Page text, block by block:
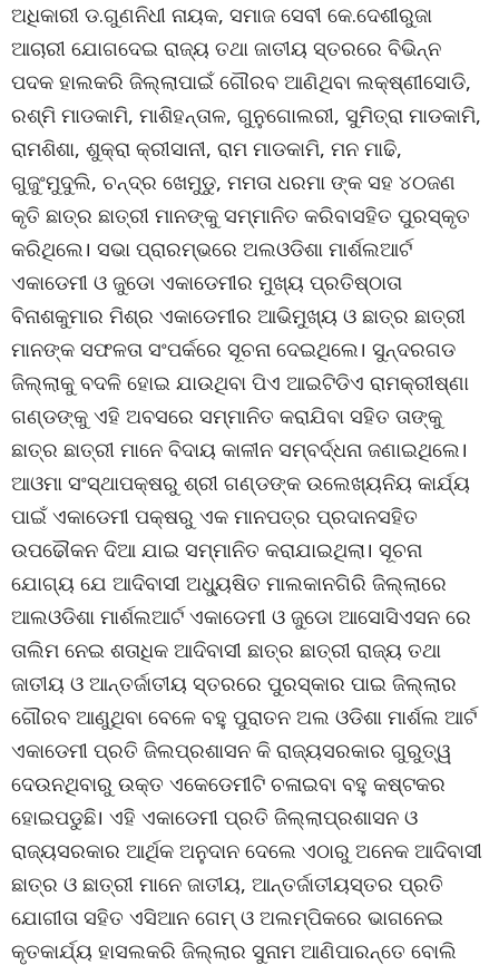
ଅଧିକାରୀ ଡ.ଗୁଣନିଧୀ ନାୟକ, ସମାଜ ସେବୀ କେ.ଦେଶୀରୁଜା
ଆଚାରୀ ଯୋଗଦେଇ ରାଜ୍ୟ ତଥା ଜାତୀୟ ସ୍ତରରେ ବିଭିନ୍ନ
ପଦକ ହାଲକରି ଜିଲ୍ଲାପାଇଁ ଗୌରବ ଆଣିଥିବା ଲକ୍ଷ୍ଣୀସୋଡି,
ରଶ୍ମି ମାଡକାମି, ମାଶିହନ୍ତାଳ, ଗୁନୁଗୋଲରୀ, ସୁମିତ୍ରା ମାଡକାମି,
ରାମଶିଶା, ଶୁକ୍ରା କ୍ରୀସାନୀ, ରାମ ମାଡକାମି, ମନ ମାଢି,
ଗୁଜୁଂମୁଦୁଲି, ଚନ୍ଦ୍ର ଖେମୁଡୁ, ମମତା ଧରମା ଙ୍କ ସହ ୪୦ଜଣ
କୃତି ଛାତ୍ର ଛାତ୍ରୀ ମାନଙ୍କୁ ସମ୍ମାନିତ କରିବାସହିତ ପୁରସ୍କୃତ
କରିଥିଲେ। ସଭା ପ୍ରାରମ୍ଭରେ ଅଲଓଡିଶା ମାର୍ଶଲଆର୍ଟ
ଏକାଡେମୀ ଓ ଜୁଡୋ ଏକାଡେମୀର ମୁଖ୍ୟ ପ୍ରତିଷ୍ଠାତା
ବିନାଶକୁମାର ମିଶ୍ର ଏକାଡେମୀର ଆଭିମୁଖ୍ୟ ଓ ଛାତ୍ର ଛାତ୍ରୀ
ମାନଙ୍କ ସଫଳତା ସଂପର୍କରେ ସୂଚନା ଦେଇଥିଲେ। ସୁନ୍ଦରଗଡ
ଜିଲ୍ଲାକୁ ବଦଳି ହୋଇ ଯାଉଥିବା ପିଏ ଆଇଟିଡିଏ ରାମକ୍ରୀଷ୍ଣା
ଗଣ୍ଡଙ୍କୁ ଏହି ଅବସରେ ସମ୍ମାନିତ କରାଯିବା ସହିତ ତାଙ୍କୁ
ଛାତ୍ର ଛାତ୍ରୀ ମାନେ ବିଦାୟ କାଳୀନ ସମ୍ବର୍ଦ୍ଧନା ଜଣାଇଥିଲେ।
ଆଓମା ସଂସ୍ଥାପକ୍ଷରୁ ଶ୍ରୀ ଗଣ୍ଡଙ୍କ ଉଲେଖ୍ୟନିୟ କାର୍ଯ୍ୟ
ପାଇଁ ଏକାଡେମୀ ପକ୍ଷରୁ ଏକ ମାନପତ୍ର ପ୍ରଦାନସହିତ
ଉପଢୌକନ ଦିଆ ଯାଇ ସମ୍ମାନିତ କରାଯାଇଥିଲା। ସୂଚନା
ଯୋଗ୍ୟ ଯେ ଆଦିବାସୀ ଅଧ୍ୟୁଷିତ ମାଲକାନଗିରି ଜିଲ୍ଲାରେ
ଆଲଓଡିଶା ମାର୍ଶଲଆର୍ଟ ଏକାଡେମୀ ଓ ଜୁଡୋ ଆସୋସିଏସନ ରେ
ତାଲିମ ନେଇ ଶତାଧିକ ଆଦିବାସୀ ଛାତ୍ର ଛାତ୍ରୀ ରାଜ୍ୟ ତଥା
ଜାତୀୟ ଓ ଆନ୍ତର୍ଜାତୀୟ ସ୍ତରରେ ପୁରସ୍କାର ପାଇ ଜିଲ୍ଲାର
ଗୌରବ ଆଣୁଥିବା ବେଳେ ବହୁ ପୁରାତନ ଅଲ ଓଡିଶା ମାର୍ଶଲ ଆର୍ଟ
ଏକାଡେମୀ ପ୍ରତି ଜିଲପ୍ରଶାସନ କି ରାଜ୍ୟସରକାର ଗୁରୁତ୍ୱ
ଦେଉନଥିବାରୁ ଉକ୍ତ ଏକେଡେମୀଟି ଚଳାଇବା ବହୁ କଷ୍ଟକର
ହୋଇପଡୁଛି। ଏହି ଏକାଡେମୀ ପ୍ରତି ଜିଲ୍ଲାପ୍ରଶାସନ ଓ
ରାଜ୍ୟସରକାର ଆର୍ଥିକ ଅନୁଦାନ ଦେଲେ ଏଠାରୁ ଅନେକ ଆଦିବାସୀ
ଛାତ୍ର ଓ ଛାତ୍ରୀ ମାନେ ଜାତୀୟ, ଆନ୍ତର୍ଜାତୀୟସ୍ତର ପ୍ରତି
ଯୋଗୀତା ସହିତ ଏସିଆନ ଗେମ୍‌ ଓ ଅଲମ୍ପିକରେ ଭାଗନେଇ
କୃତକାର୍ଯ୍ୟ ହାସଲକରି ଜିଲ୍ଲାର ସୁନାମ ଆଣିପାରନ୍ତେ ବୋଲି